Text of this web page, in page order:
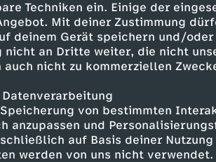
Techniken ein. Einige der
Mit deiner Zustimmung
deinem Gerät speichern und/
nicht an Dritte weiter, die nicht
nicht zu kommerziellen
von bestimmten
anzupassen und
auf Basis deiner Nutzung
werden von uns nicht verwendet.